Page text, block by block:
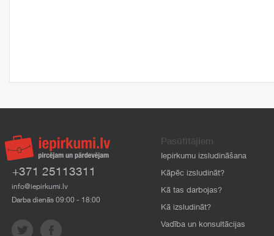
+371 25113311
info@iepirkumi.lv
Darba dienās 09:00 - 18:00
Pasūtītājiem
Iepirkumu izsludināšana
Kāpēc izsludināt?
Kā tas darbojas?
Kā izsludināt?
Vadība un konsultācijas